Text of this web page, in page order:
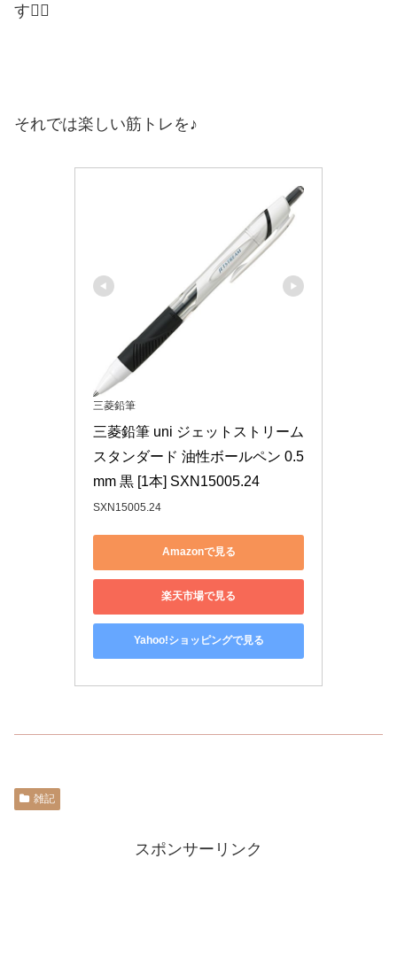
す🙇‍♂️
それでは楽しい筋トレを♪
三菱鉛筆
三菱鉛筆 uni ジェットストリーム
スタンダード 油性ボールペン 0.5
mm 黒 [1本] SXN15005.24
SXN15005.24
Amazonで見る
楽天市場で見る
Yahoo!ショッピングで見る
雑記
スポンサーリンク